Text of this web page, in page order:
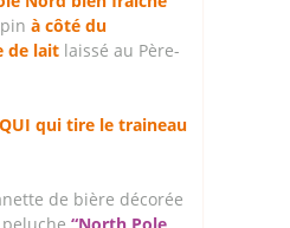
à côté du
de lait laissé au Père-
qui tire le traineau
de bière décorée